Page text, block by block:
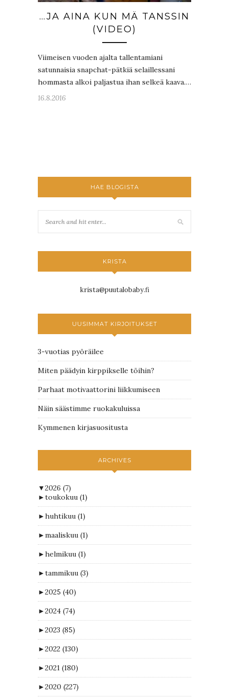
…JA AINA KUN MÄ TANSSIN
(VIDEO)
Viimeisen vuoden ajalta tallentamiani
satunnaisia snapchat-pätkiä selaillessani
hommasta alkoi paljastua ihan selkeä kaava.…
16.8.2016
HAE BLOGISTA
KRISTA
krista@puutalobaby.fi
UUSIMMAT KIRJOITUKSET
3-vuotias pyöräilee
Miten päädyin kirppikselle töihin?
Parhaat motivaattorini liikkumiseen
Näin säästimme ruokakuluissa
Kymmenen kirjasuositusta
ARCHIVES
▼2026 (7)
►toukokuu (1)
►huhtikuu (1)
►maaliskuu (1)
►helmikuu (1)
►tammikuu (3)
►2025 (40)
►2024 (74)
►2023 (85)
►2022 (130)
►2021 (180)
►2020 (227)